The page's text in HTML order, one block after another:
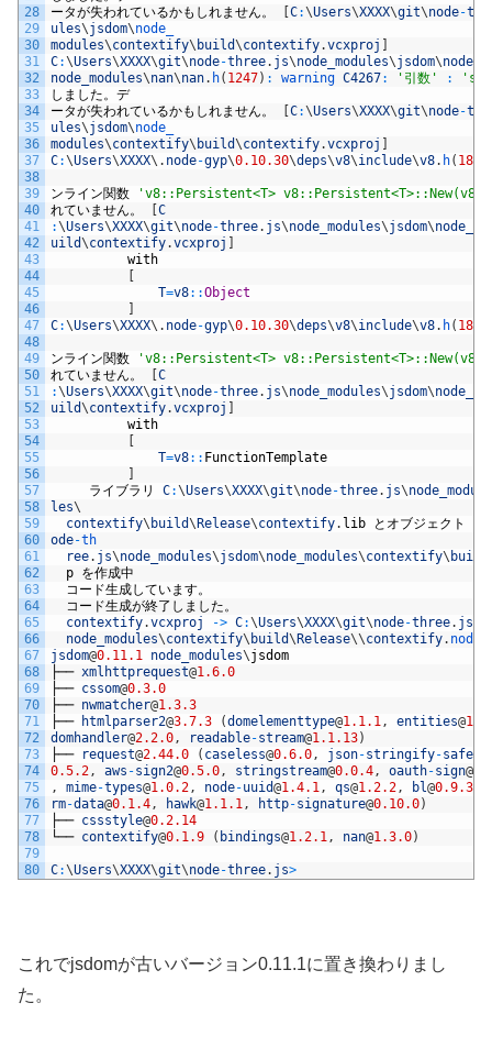
28
29
30
31
32
33
34
35
36
37
38
39
40
41
42
43
44
45
46
47
48
49
50
51
52
53
54
55
56
57
58
59
60
61
62
63
64
65
66
67
68
69
70
71
72
73
74
75
76
77
78
79
80
ータが失われているかもしれません。
C:\Users\XXXX\git\node-
ules\jsdom\node_
modules\contextify\ build\contextify.vcxproj
C:\Users\XXXX\git\node-three. js\node_modules\jsdom\
node_modules\nan\nan. h( 1247) : warning C4267: '引数' :
しました。デ
ータが失われているかもしれません。
C:\Users\XXXX\git\node-
ules\jsdom\node_
modules\contextify\ build\contextify.vcxproj
C:\Users\XXXX\ . node-gyp\0.10.30\deps\v8\include\v8. h( 184
ンライン関数
'v8::Persistent<T>
れていません。
C
:\Users\XXXX\git\node-three. js\node_modules\jsdom\
uild\contextify.vcxproj
with
T=v8::Object
C:\Users\XXXX\ . node-gyp\0.10.30\deps\v8\include\v8. h( 184
ンライン関数
'v8::Persistent<T>
れていません。
C
:\Users\XXXX\git\node-three. js\node_modules\jsdom\
uild\contextify.vcxproj
with
T=v8:: FunctionTemplate
ライブラリ
C:\Users\XXXX\git\node-three. js\
les\
contextify\ build\ Release\contextify. lib とオブジェクト
ode-th
ree. js\node_modules\jsdom\node_modules\contextify\ build
p を作成中
コード生成しています。
コード生成が終了しました。
contextify.vcxproj -> C:\Users\XXXX\git\node-three. js
node_modules\contextify\ build\ Release\\contextify. node
jsdom@0.11.1 node_modules\jsdom
├── xmlhttprequest@1.6.0
├── cssom@0.3.0
├── nwmatcher@1.3.3
├──
htmlparser2@3.7.3 (domelementtype@1.1.1, entities@
domhandler@2.2.0, readable-stream@1.1.13)
├──
request@2.44.0 ( caseless@0.6.0, json-stringify-safe
0.5.2, aws -sign2@0.5.0, stringstream@0.0.4, oauth-sign@
,
mime-types@1.0.2, node-uuid@1.4.1, qs@1.2.2, bl@0.9.3
rm-data@0.1.4, hawk@1.1.1, http-signature@0.10.0)
├── cssstyle@0.2.14
└── contextify@0.1.9 ( bindings@1.2.1, nan@1.3.0)
C:\Users\XXXX\git\node-three. js>
これでjsdomが古いバージョン0.11.1に置き換わりまし
た。